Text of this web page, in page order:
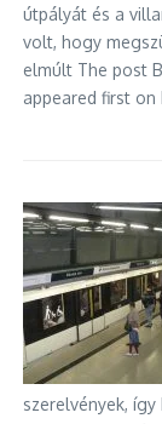
útpályát és a
volt, hogy
elmúlt The post
appeared first
szerelvények,